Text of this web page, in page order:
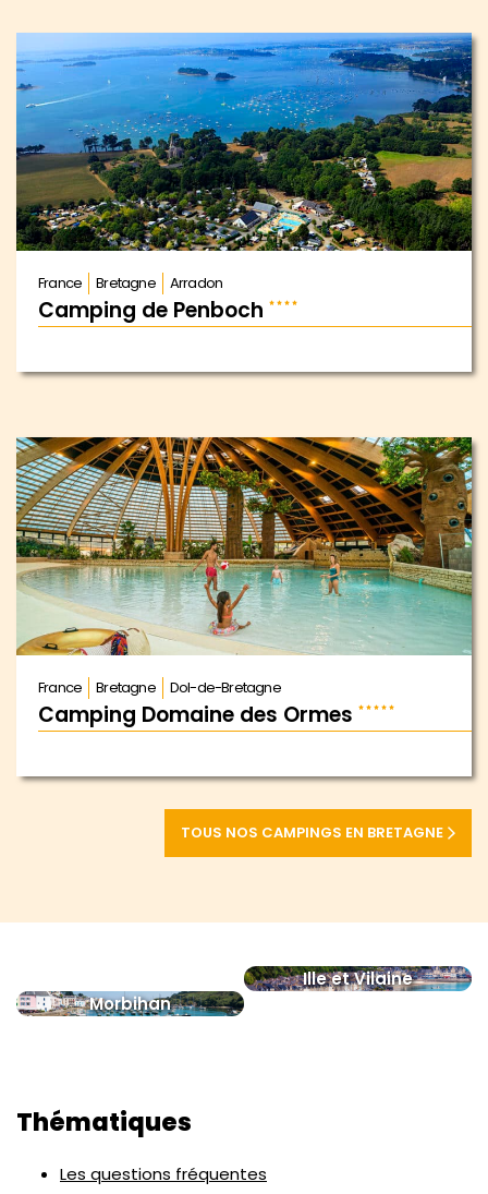
France Bretagne Arradon
Camping de Penboch
France Bretagne Dol-de-Bretagne
Camping Domaine des Ormes
TOUS NOS CAMPINGS EN BRETAGNE
Ille et Vilaine
Morbihan
Thématiques
Les questions fréquentes